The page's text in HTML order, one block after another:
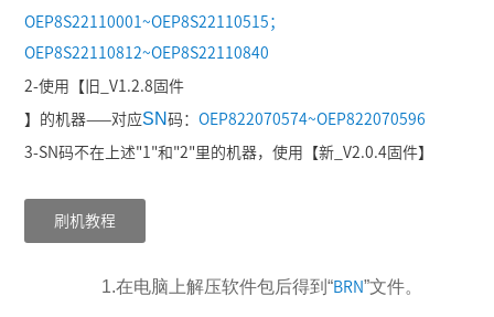
OEP8S22110001~OEP8S22110515；
OEP8S22110812~OEP8S22110840
2-使用【 旧_V1.2.8固件
】的机器——对应SN码：OEP822070574~OEP822070596
3-SN码不在上述"1"和"2"里的机器，使用【新_V2.0.4固件】
刷机教程
1.在电脑上解压软件包后得到“BRN”文件。